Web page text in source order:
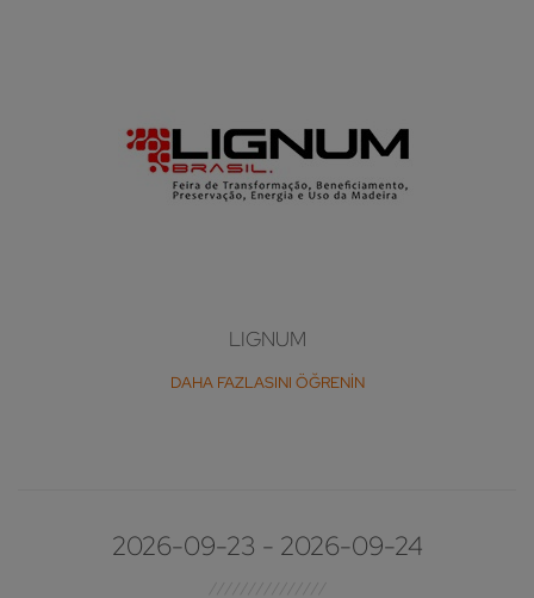
LIGNUM
DAHA FAZLASINI ÖĞRENIN
2026-09-23 - 2026-09-24